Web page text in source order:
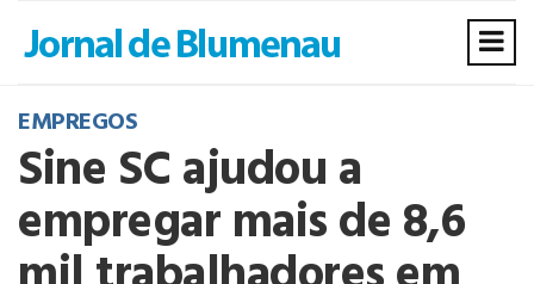
EMPREGOS
Sine SC ajudou a
empregar mais de 8,6